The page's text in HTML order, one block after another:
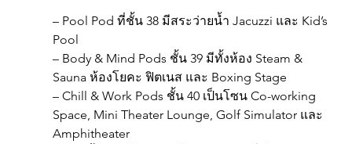
– Pool Pod ที่ชั้น 38 มีสระว่ายน้ำ Jacuzzi และ Kid’s
Pool
– Body & Mind Pods ชั้น 39 มีทั้งห้อง Steam &
Sauna ห้องโยคะ ฟิตเนส และ Boxing Stage
– Chill & Work Pods ชั้น 40 เป็นโซน Co-working
Space, Mini Theater Lounge, Golf Simulator และ
Amphitheater